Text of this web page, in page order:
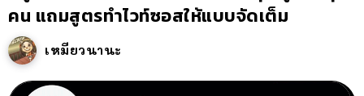
คน แถมสูตรทำไวท์ซอสให้แบบจัดเต็ม
เหมียวนานะ